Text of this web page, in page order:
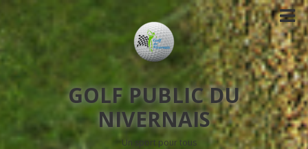
GOLF PUBLIC DU
NIVERNAIS
Un sport pour tous